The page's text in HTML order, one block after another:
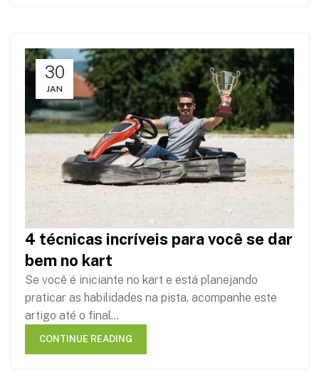
30
JAN
4 técnicas incríveis para você se dar
bem no kart
Se você é iniciante no kart e está planejando
praticar as habilidades na pista, acompanhe este
artigo até o final...
CONTINUE READING